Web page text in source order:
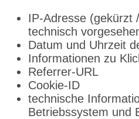
IP-Adresse (gekürzt
technisch
Datum und Uhrzeit
Informationen zu
Referrer-URL
Cookie-ID
technische
Betriebssystem und